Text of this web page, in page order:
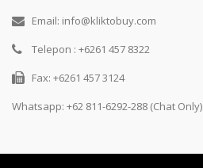
Email: info@kliktobuy.com
Telepon : +6261 457 8322
Fax: +6261 457 3124
Whatsapp: +62 811-6292-288 (Chat Only)